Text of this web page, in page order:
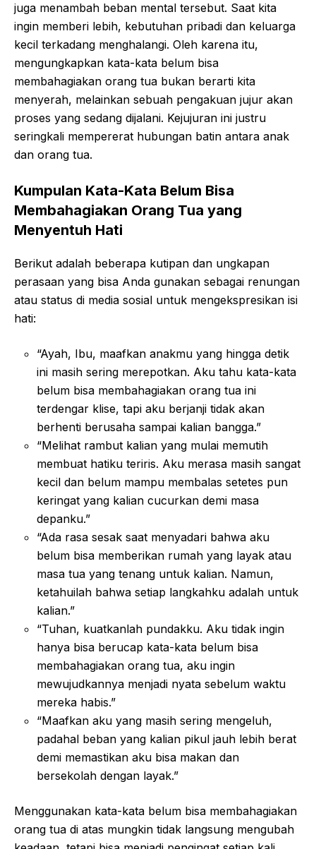
juga menambah beban mental tersebut. Saat kita
ingin memberi lebih, kebutuhan pribadi dan keluarga
kecil terkadang menghalangi. Oleh karena itu,
mengungkapkan kata-kata belum bisa
membahagiakan orang tua bukan berarti kita
menyerah, melainkan sebuah pengakuan jujur akan
proses yang sedang dijalani. Kejujuran ini justru
seringkali mempererat hubungan batin antara anak
dan orang tua.
Kumpulan Kata-Kata Belum Bisa
Membahagiakan Orang Tua yang
Menyentuh Hati
Berikut adalah beberapa kutipan dan ungkapan
perasaan yang bisa Anda gunakan sebagai renungan
atau status di media sosial untuk mengekspresikan isi
hati:
“Ayah, Ibu, maafkan anakmu yang hingga detik
ini masih sering merepotkan. Aku tahu kata-kata
belum bisa membahagiakan orang tua ini
terdengar klise, tapi aku berjanji tidak akan
berhenti berusaha sampai kalian bangga.”
“Melihat rambut kalian yang mulai memutih
membuat hatiku teriris. Aku merasa masih sangat
kecil dan belum mampu membalas setetes pun
keringat yang kalian cucurkan demi masa
depanku.”
“Ada rasa sesak saat menyadari bahwa aku
belum bisa memberikan rumah yang layak atau
masa tua yang tenang untuk kalian. Namun,
ketahuilah bahwa setiap langkahku adalah untuk
kalian.”
“Tuhan, kuatkanlah pundakku. Aku tidak ingin
hanya bisa berucap kata-kata belum bisa
membahagiakan orang tua, aku ingin
mewujudkannya menjadi nyata sebelum waktu
mereka habis.”
“Maafkan aku yang masih sering mengeluh,
padahal beban yang kalian pikul jauh lebih berat
demi memastikan aku bisa makan dan
bersekolah dengan layak.”
Menggunakan kata-kata belum bisa membahagiakan
orang tua di atas mungkin tidak langsung mengubah